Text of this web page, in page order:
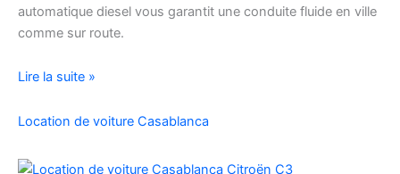
automatique diesel vous garantit une conduite fluide en ville
comme sur route.
Location
208
Diesel
Lire la suite »
Location de voiture Casablanca